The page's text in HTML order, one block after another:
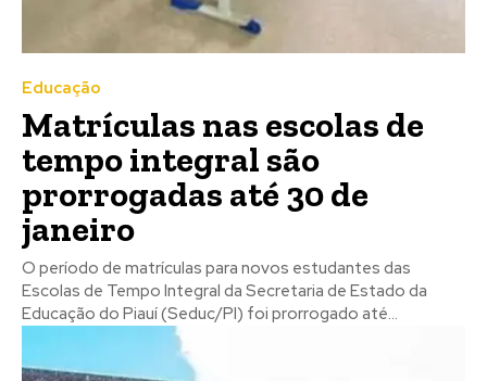
Educação
Matrículas nas escolas de
tempo integral são
prorrogadas até 30 de
janeiro
O período de matrículas para novos estudantes das
Escolas de Tempo Integral da Secretaria de Estado da
Educação do Piauí (Seduc/PI) foi prorrogado até...